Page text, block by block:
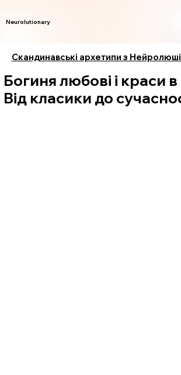
Neurolutionary
Скандинавські архетипи з
Богиня любові і краси в
Від класики до